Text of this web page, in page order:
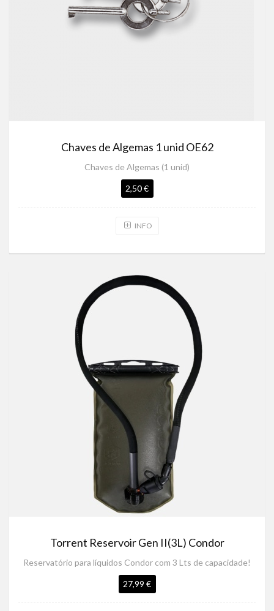
Chaves de Algemas 1 unid OE62
Chaves de Algemas (1 unid)
2,50 €
INFO
Torrent Reservoir Gen II(3L) Condor
Reservatório para líquidos Condor com 3 Lts de capacidade!
27,99 €